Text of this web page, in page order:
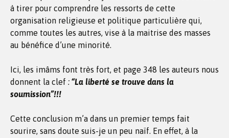
à tirer pour comprendre les ressorts de cette
organisation religieuse et politique particulière qui,
comme toutes les autres, vise à la maitrise des masses
au bénéfice d’une minorité.
Ici, les imâms font très fort, et page 348 les auteurs nous
donnent la clef : “La liberté se trouve dans la
soumission”!!!
Cette conclusion m’a dans un premier temps fait
sourire, sans doute suis-je un peu naïf. En effet, à la